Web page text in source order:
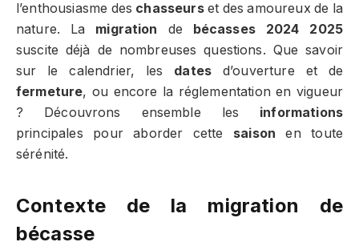
l’enthousiasme des chasseurset des amoureux de la
nature. La migration de bécasses 2024 2025
suscite déjà de nombreuses questions. Que savoir
sur le calendrier, les dates d’ouverture et de
fermeture, ou encore la réglementation en vigueur
? Découvrons ensemble les informations
principales pour aborder cette saison en toute
sérénité.
Contexte de la migration de
bécasse